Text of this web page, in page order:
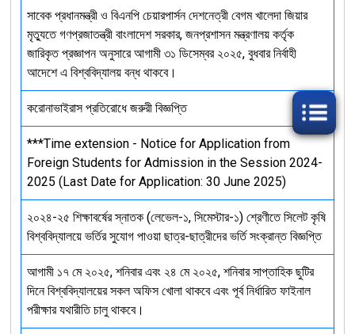
সাবেক প্রধানমন্ত্রী ও বিএনপি চেয়ারপার্সন দেশনেত্রী বেগম খালেদা জিয়ার
মৃত্যুতে গণপ্রজাতন্ত্রী বাংলাদেশ সরকার, জনপ্রশাসন মন্ত্রণালয় কর্তৃক
জারিকৃত প্রজ্ঞাপন অনুসারে আগামী ৩১ ডিসেম্বর ২০২৫, বুধবার নির্বাহী
আদেশে এ বিশ্ববিদ্যালয় বন্ধ থাকবে।
করোনাভাইরাস প্রতিরোধে জরুরী বিজ্ঞপ্তি
***Time extension - Notice for Application from
Foreign Students for Admission in the Session 2024-
2025 (Last Date for Application: 30 June 2025)
২০২৪-২৫ শিক্ষাবর্ষের স্নাতক (লেভেল-১, সিমেস্টার-১) শ্রেণীতে সিলেট কৃষি
বিশ্ববিদ্যালয়ে ভর্তির সুযোগ পাওয়া ছাত্র-ছাত্রীদের ভর্তি সংক্রান্ত বিজ্ঞপ্তি
আগামী ১৭ মে ২০২৫, শনিবার এবং ২৪ মে ২০২৫, শনিবার সাপ্তাহিক ছুটির
দিনে বিশ্ববিদ্যালয়ের সকল অফিস খোলা থাকবে এবং পূর্ব নির্ধারিত ফাইনাল
পরীক্ষার যথারীতি চালু থাকবে।